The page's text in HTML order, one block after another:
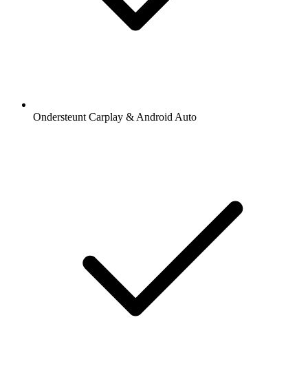
Ondersteunt Carplay & Android Auto